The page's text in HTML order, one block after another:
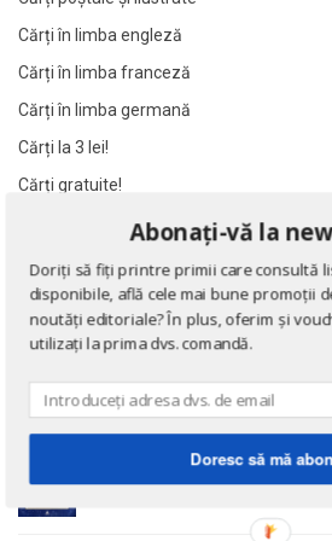
Al. Alexianu
Al. Dumitrescu
Al. Philippide
Al. Piru
Alain Besancon
Alain Bombard
Alain Danielou
Alain Lallemand
Alain Manevy
Alan Bullock
Alan Dean Foster
Al. Alexianu
Al. Dumitrescu
Al. Philippide
Al. Piru
Alain Besancon
Alain Bombard
Alain Danielou
Alain Lallemand
Alain Manevy
Alan Bullock
Alan Dean Foster
Cărți în limba engleză
Cărți în limba franceză
Cărți în limba germană
Cărți la 3 lei!
Cărți gratuite!
Eseuri
de Emil Cioran
Doctrina sau Cele patru carti
Abonați-vă la
Doriți să fiți printre primii care consultă
disponibile, află cele mai bune promoții
noutăți editoriale? În plus, oferim și
utilizați la prima dvs. comandă.
Doresc să mă